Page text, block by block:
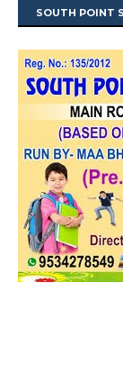
SOUTH POINT